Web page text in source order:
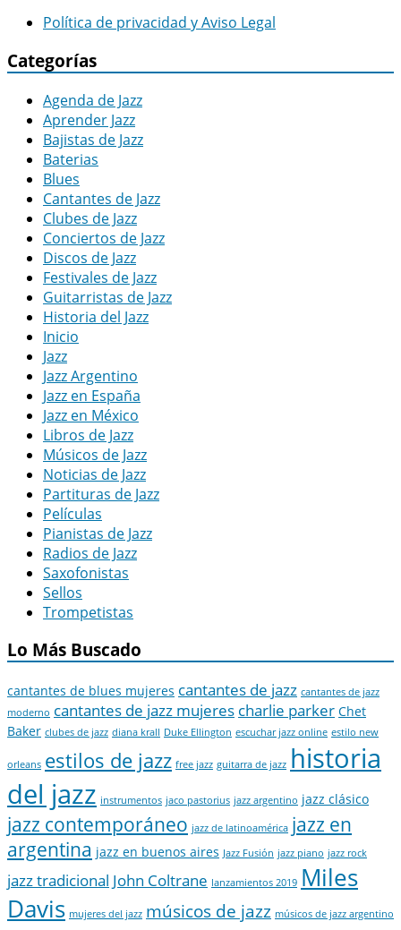
Política de privacidad y Aviso Legal
Categorías
Agenda de Jazz
Aprender Jazz
Bajistas de Jazz
Baterias
Blues
Cantantes de Jazz
Clubes de Jazz
Conciertos de Jazz
Discos de Jazz
Festivales de Jazz
Guitarristas de Jazz
Historia del Jazz
Inicio
Jazz
Jazz Argentino
Jazz en España
Jazz en México
Libros de Jazz
Músicos de Jazz
Noticias de Jazz
Partituras de Jazz
Películas
Pianistas de Jazz
Radios de Jazz
Saxofonistas
Sellos
Trompetistas
Lo Más Buscado
cantantes de blues mujeres cantantes de jazz cantantes de jazz
moderno cantantes de jazz mujeres charlie parker Chet
Baker clubes de jazz diana krall Duke Ellington escuchar jazz online estilo new
orleans estilos de jazz free jazz guitarra de jazz historia
del jazz instrumentos jaco pastorius jazz argentino jazz clásico
jazz contemporáneo jazz de latinoamérica jazz en
argentina jazz en buenos aires Jazz Fusión jazz piano jazz rock
jazz tradicional John Coltrane lanzamientos 2019 Miles
Davis mujeres del jazz músicos de jazz músicos de jazz argentino